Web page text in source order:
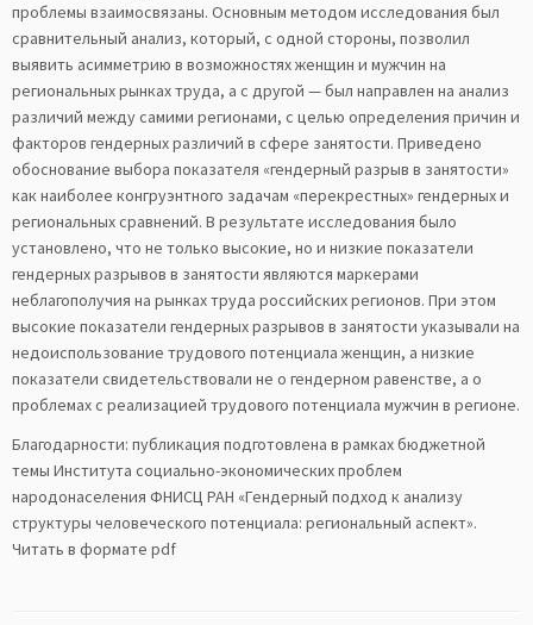
проблемы взаимосвязаны. Основным методом исследования был
сравнительный анализ, который, с одной стороны, позволил
выявить асимметрию в возможностях женщин и мужчин на
региональных рынках труда, а с другой — был направлен на анализ
различий между самими регионами, с целью определения причин и
факторов гендерных различий в сфере занятости. Приведено
обоснование выбора показателя «гендерный разрыв в занятости»
как наиболее конгруэнтного задачам «перекрестных» гендерных и
региональных сравнений. В результате исследования было
установлено, что не только высокие, но и низкие показатели
гендерных разрывов в занятости являются маркерами
неблагополучия на рынках труда российских регионов. При этом
высокие показатели гендерных разрывов в занятости указывали на
недоиспользование трудового потенциала женщин, а низкие
показатели свидетельствовали не о гендерном равенстве, а о
проблемах с реализацией трудового потенциала мужчин в регионе.
Благодарности: публикация подготовлена в рамках бюджетной
темы Института социально-экономических проблем
народонаселения ФНИСЦ РАН «Гендерный подход к анализу
структуры человеческого потенциала: региональный аспект».
Читать в формате pdf